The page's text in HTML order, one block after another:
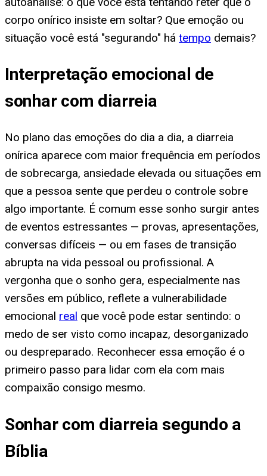
corpo onírico insiste em soltar? Que emoção ou
situação você está "segurando" há tempo demais?
Interpretação emocional de
sonhar com diarreia
No plano das emoções do dia a dia, a diarreia
onírica aparece com maior frequência em períodos
de sobrecarga, ansiedade elevada ou situações em
que a pessoa sente que perdeu o controle sobre
algo importante. É comum esse sonho surgir antes
de eventos estressantes — provas, apresentações,
conversas difíceis — ou em fases de transição
abrupta na vida pessoal ou profissional. A
vergonha que o sonho gera, especialmente nas
versões em público, reflete a vulnerabilidade
emocional real que você pode estar sentindo: o
medo de ser visto como incapaz, desorganizado
ou despreparado. Reconhecer essa emoção é o
primeiro passo para lidar com ela com mais
compaixão consigo mesmo.
Sonhar com diarreia segundo a
Bíblia